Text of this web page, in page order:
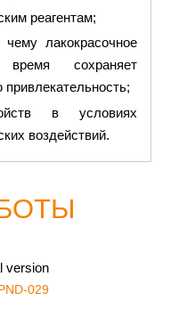
реагентам;
чему лакокрасочное
время сохраняет
в условиях
воздействий.
version